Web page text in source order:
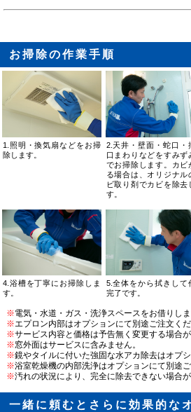
お掃除の作業手順
1.照明・換気扇などをお掃
除します。
2.天井・壁面・蛇口・
口まわりなどをすみず
でお掃除します。カビ
る場合は、オリジナル
ビ取り剤でカビを除去
す。
4.浴槽を丁寧にお掃除しま
す。
5.全体をから拭きして
完了です。
※電気・水道・ガス・洗浄スペースをお借りしま
※エプロン内部はオプションにて別途ご注文くだ
※サービス内容と価格は予告無く変更する場合が
※窓外面はサービスに含みません。
※鏡やタイルに付いた強固な水アカ除去はオプ
※浴室乾燥機の内部洗浄はオプションにて別途ご
※汚れの状況により、完全に除去できない場合が
一緒に頼むとさらに効果的な